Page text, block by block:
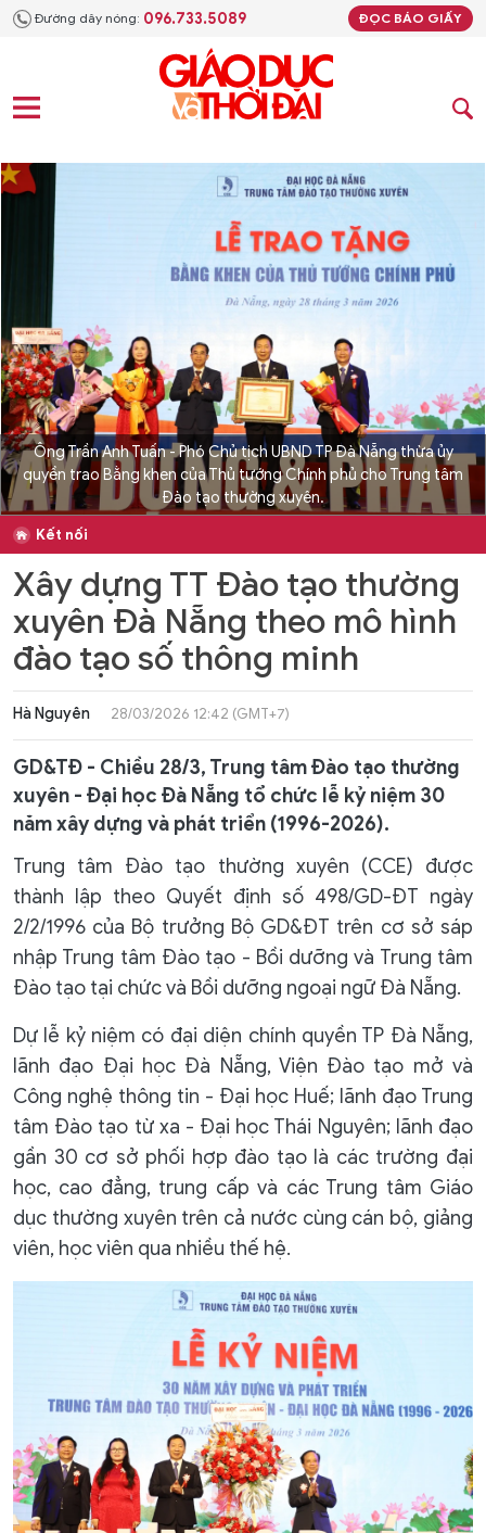
Đường dây nóng: 096.733.5089 ĐỌC BÁO GIẤY
Ông Trần Anh Tuấn - Phó Chủ tịch UBND TP Đà Nẵng thừa ủy
quyền trao Bằng khen của Thủ tướng Chính phủ cho Trung tâm
Đào tạo thường xuyên.
Kết nối
Xây dựng TT Đào tạo thường
xuyên Đà Nẵng theo mô hình
đào tạo số thông minh
Hà Nguyên 28/03/2026 12:42 (GMT+7)
GD&TĐ - Chiều 28/3, Trung tâm Đào tạo thường
xuyên - Đại học Đà Nẵng tổ chức lễ kỷ niệm 30
năm xây dựng và phát triển (1996-2026).
Trung tâm Đào tạo thường xuyên (CCE) được
thành lập theo Quyết định số 498/GD-ĐT ngày
2/2/1996 của Bộ trưởng Bộ GD&ĐT trên cơ sở sáp
nhập Trung tâm Đào tạo - Bồi dưỡng và Trung tâm
Đào tạo tại chức và Bồi dưỡng ngoại ngữ Đà Nẵng.
Dự lễ kỷ niệm có đại diện chính quyền TP Đà Nẵng,
lãnh đạo Đại học Đà Nẵng, Viện Đào tạo mở và
Công nghệ thông tin - Đại học Huế; lãnh đạo Trung
tâm Đào tạo từ xa - Đại học Thái Nguyên; lãnh đạo
gần 30 cơ sở phối hợp đào tạo là các trường đại
học, cao đẳng, trung cấp và các Trung tâm Giáo
dục thường xuyên trên cả nước cùng cán bộ, giảng
viên, học viên qua nhiều thế hệ.